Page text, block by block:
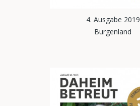
4. Ausgabe 2019
Burgenland